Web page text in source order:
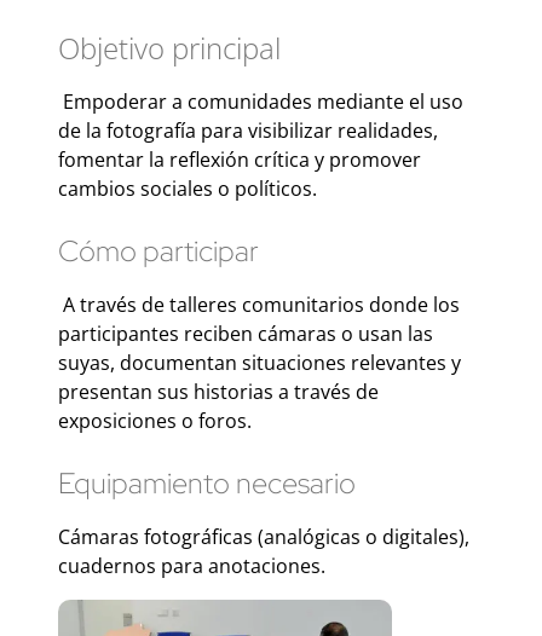
Objetivo principal
Empoderar a comunidades mediante el uso
de la fotografía para visibilizar realidades,
fomentar la reflexión crítica y promover
cambios sociales o políticos.
Cómo participar
A través de talleres comunitarios donde los
participantes reciben cámaras o usan las
suyas, documentan situaciones relevantes y
presentan sus historias a través de
exposiciones o foros.
Equipamiento necesario
Cámaras fotográficas (analógicas o digitales),
cuadernos para anotaciones.